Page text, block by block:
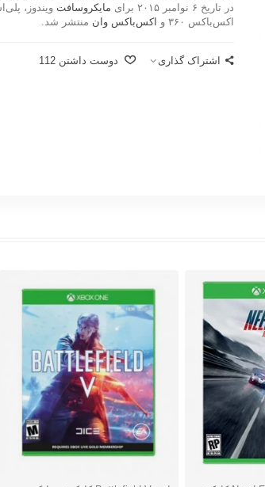
در تاریخ ۶ نوامبر ۲۰۱۵ برای
مایکروسافتویندوز،
اکس‌باکس ۳۶۰ و
اکس‌باکس وان منتشر شد.
اشتراک گذاری دوست داشتن 112